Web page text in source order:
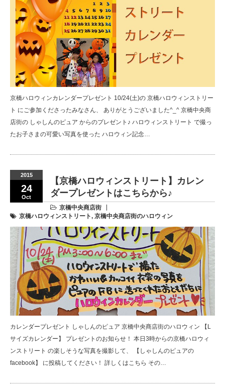
京橋ハロウィンカレンダープレゼント 10/24(土)の 京橋ハロウィンストリー
ト にご参加くださったみなさん、 ありがとうございました^_^ 京橋中央商
店街の しゃしんのピュア からのプレゼント♪ ハロウィンストリート で撮っ
たお子さまの可愛い写真を使った ハロウィン記念…
2015
24
Oct
【京橋ハロウィンストリート】カレン
ダープレゼントはこちらから♪
京橋中央商店街
京橋ハロウィンストリート, 京橋中央商店街のハロウィン
カレンダープレゼント しゃしんのピュア 京橋中央商店街のハロウィン 【L
サイズカレンダー】 プレゼントのお知らせ！ 本日3時からの京橋ハロウィ
ンストリート の楽しそうな写真を撮影して、 【しゃしんのピュアの
facebook】 に投稿してください！ 詳しくはこちら その…